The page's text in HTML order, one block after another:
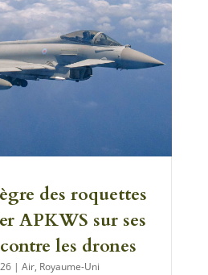
des roquettes
APKWS sur ses
les drones
| Air, Royaume-Uni